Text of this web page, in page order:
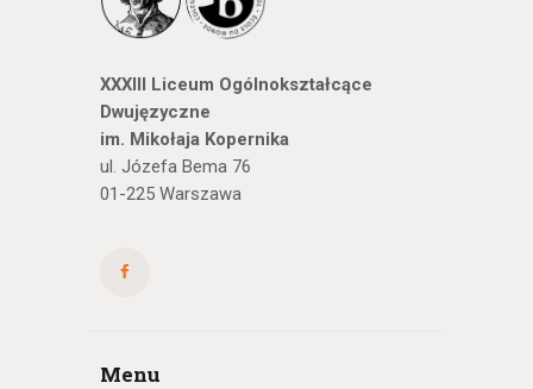
XXXIII Liceum Ogólnokształcące
Dwujęzyczne
im. Mikołaja Kopernika
ul. Józefa Bema 76
01-225 Warszawa
Menu